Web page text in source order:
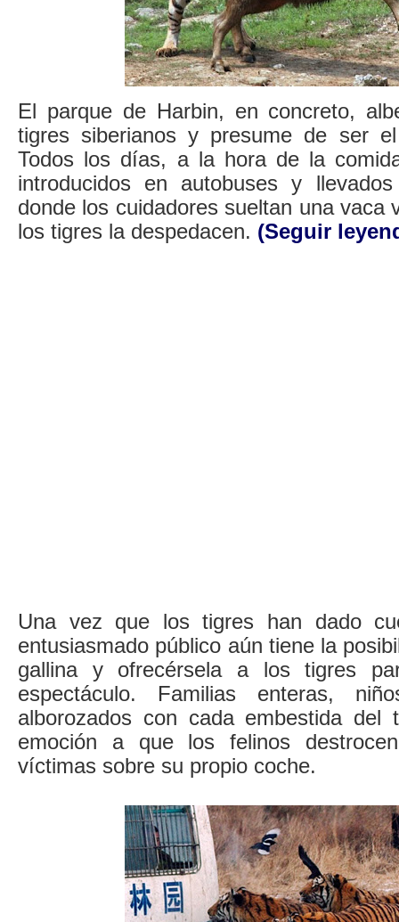
El parque de Harbin, en concreto,
tigres siberianos y presume de ser
Todos los días, a la hora de la
introducidos en autobuses y
donde los cuidadores sueltan una vaca
los tigres la despedacen. (Seguir
Una vez que los tigres han dado
entusiasmado público aún tiene la
gallina y ofrecérsela a los tigres
espectáculo. Familias enteras,
alborozados con cada embestida del
emoción a que los felinos
víctimas sobre su propio coche.